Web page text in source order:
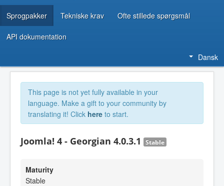
Sprogpakker Tekniske krav Ofte stillede spørgsmål
API dokumentation
Dansk
This page is not yet fully available in your
language. Make a gift to your community by
translating it! Click here to start.
Joomla! 4 - Georgian 4.0.3.1 Stable
Maturity
Stable